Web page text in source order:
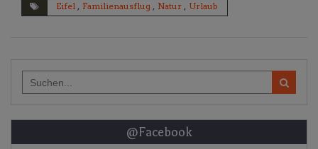
Eifel , Familienausflug , Natur , Urlaub
for:
@Facebook